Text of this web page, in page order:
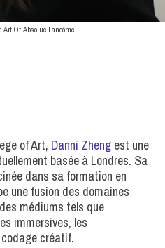
of Art, Danni Zheng est une
basée à Londres. Sa
dans sa formation en
une fusion des domaines
médiums tels que
immersives, les
créatif.
Of Absolue Lancôme